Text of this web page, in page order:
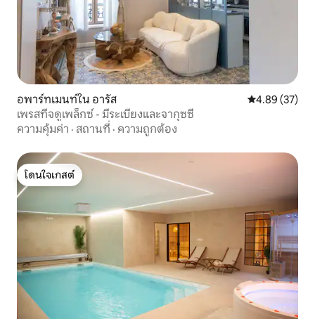
อพาร์ทเมนท์ใน อารัส คะแนนเฉลี่ย
4.89 (37)
เพรสทีจดูเพล็กซ์ - มีระเบียงและจากุซซี่
ความคุ้มค่า · สถานที่ · ความถูกต้อง
โดนใจเกสต์
โดนใจเกสต์